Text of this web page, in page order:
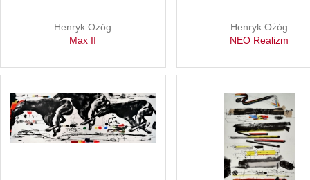
Henryk Ożóg
Max II
Henryk Ożóg
NEO Realizm